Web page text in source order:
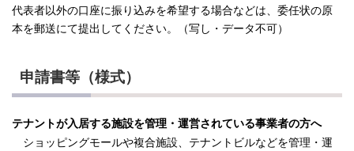
代表者以外の口座に振り込みを希望する場合などは、委任状の原
本を郵送にて提出してください。（写し・データ不可）
申請書等（様式）
テナントが入居する施設を管理・運営されている事業者の方へ
ショッピングモールや複合施設、テナントビルなどを管理・運